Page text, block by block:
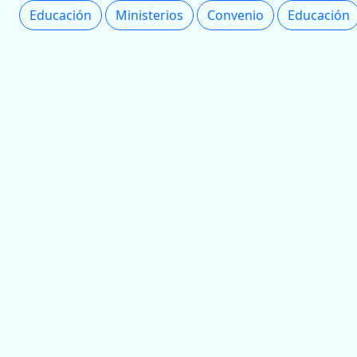
Educación Ministerios Convenio Educación